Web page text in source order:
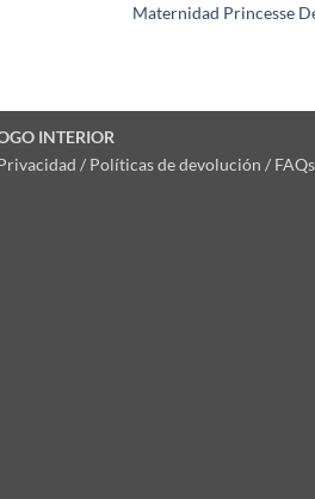
Maternidad Princesse
INTERIOR
/ Políticas de devolución / FAQs